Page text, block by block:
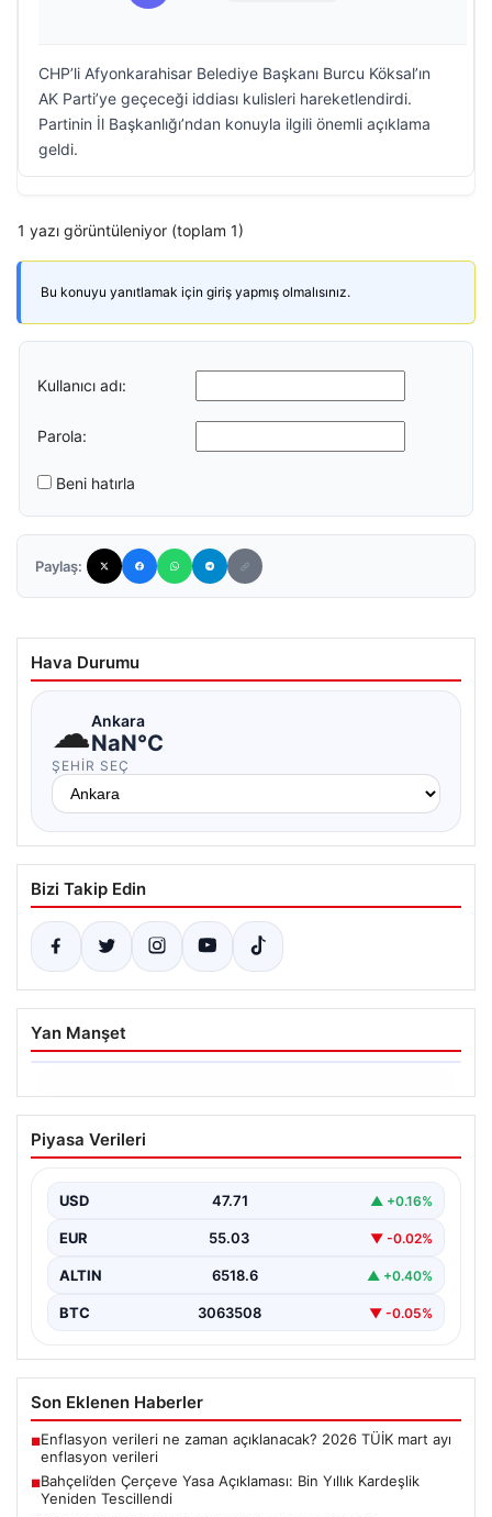
CHP’li Afyonkarahisar Belediye Başkanı Burcu Köksal’ın
AK Parti’ye geçeceği iddiası kulisleri hareketlendirdi.
Partinin İl Başkanlığı’ndan konuyla ilgili önemli açıklama
geldi.
1 yazı görüntüleniyor (toplam 1)
Bu konuyu yanıtlamak için giriş yapmış olmalısınız.
Kullanıcı adı:
Parola:
Beni hatırla
Paylaş:
Hava Durumu
☁Ankara
NaN°C
ŞEHIR SEÇ
Bizi Takip Edin
Yan Manşet
05.08.2026
Yatırım araçlarının haftalık performansı
nasıl oldu?
"content": "Bir haftalık zaman diliminde finans
piyasalarında hareketlilik…
Piyasa Verileri
USD 47.71 ▲ +0.16%
EUR 55.03 ▼ -0.02%
ALTIN 6518.6 ▲ +0.40%
BTC 3063508 ▼ -0.05%
Son Eklenen Haberler
■Enflasyon verileri ne zaman açıklanacak? 2026 TÜİK mart ayı
enflasyon verileri
■Bahçeli’den Çerçeve Yasa Açıklaması: Bin Yıllık Kardeşlik
Yeniden Tescillendi